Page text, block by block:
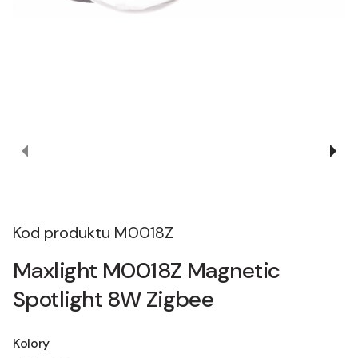
Kod produktu M0018Z
Maxlight M0018Z Magnetic
Spotlight 8W Zigbee
Kolory